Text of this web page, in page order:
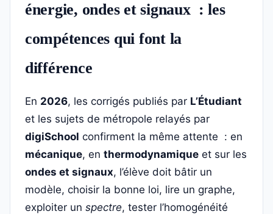
énergie, ondes et signaux : les
compétences qui font la
différence
En 2026, les corrigés publiés par L’Étudiant
et les sujets de métropole relayés par
digiSchool confirment la même attente : en
mécanique, en thermodynamique et sur les
ondes et signaux, l’élève doit bâtir un
modèle, choisir la bonne loi, lire un graphe,
exploiter un spectre, tester l’homogénéité